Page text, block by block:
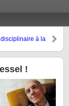
à la
à l’open space
!